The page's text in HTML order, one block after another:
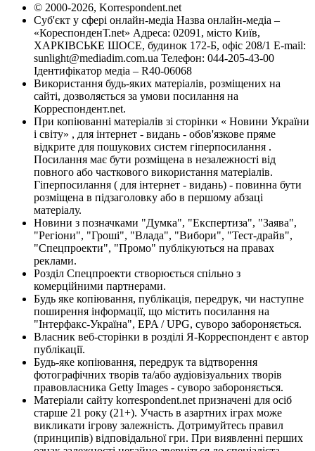
© 2000-2026, Korrespondent.net
Суб'єкт у сфері онлайн-медіа Назва онлайн-медіа –
«КореспонденТ.net» Адреса: 02091, місто Київ,
ХАРКІВСЬКЕ ШОСЕ, будинок 172-Б, офіс 208/1 E-mail:
sunlight@mediadim.com.ua Телефон: 044-205-43-00
Ідентифікатор медіа – R40-06068
Використання будь-яких матеріалів, розміщених на
сайті, дозволяється за умови посилання на
Корреспондент.net.
При копіюванні матеріалів зі сторінки « Новини України
і світу» , для інтернет - видань - обов'язкове пряме
відкрите для пошукових систем гіперпосилання .
Посилання має бути розміщена в незалежності від
повного або часткового використання матеріалів.
Гіперпосилання ( для інтернет - видань) - повинна бути
розміщена в підзаголовку або в першому абзаці
матеріалу.
Новини з позначками "Думка", "Експертиза", "Заява",
"Регіони", "Гроші", "Влада", "Вибори", "Тест-драйв",
"Спецпроекти", "Промо" публікуються на правах
реклами.
Розділ Спецпроекти створюється спільно з
комерційними партнерами.
Будь яке копіювання, публікація, передрук, чи наступне
поширення інформації, що містить посилання на
"Інтерфакс-Україна", EPA / UPG, суворо забороняється.
Власник веб-сторінки в розділі Я-Корреспондент є автор
публікації.
Будь-яке копіювання, передрук та відтворення
фотографічних творів та/або аудіовізуальних творів
правовласника Getty Images - суворо забороняється.
Матеріали сайту korrespondent.net призначені для осіб
старше 21 року (21+). Участь в азартних іграх може
викликати ігрову залежність. Дотримуйтесь правил
(принципів) відповідальної гри. При виявленні перших